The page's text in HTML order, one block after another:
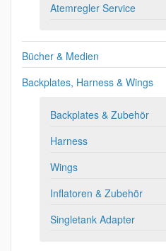
Atemregler Service
Bücher & Medien
Backplates, Harness & Wings
Backplates & Zubehör
Harness
Wings
Inflatoren & Zubehör
Singletank Adapter